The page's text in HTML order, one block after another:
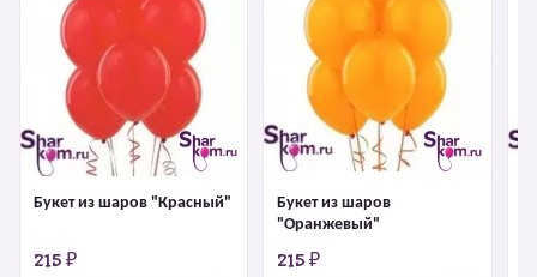
Букет из шаров "Красный"
215 ₽
Букет из шаров
"Оранжевый"
215 ₽